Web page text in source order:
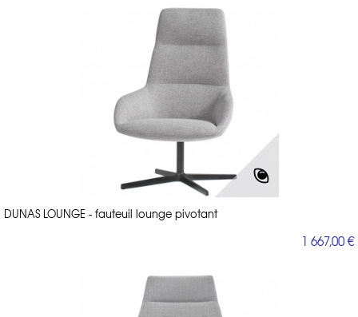
DUNAS LOUNGE - fauteuil lounge pivotant
1 667,00 €